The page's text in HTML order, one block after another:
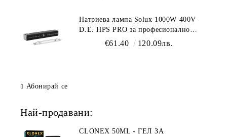
Натриева лампа Solux 1000W 400V
D.E. HPS PRO за професионално
осветление€61.40 120.09лв.
Абонирай се
Най-продавани:
CLONEX 50ML - ГЕЛ ЗА